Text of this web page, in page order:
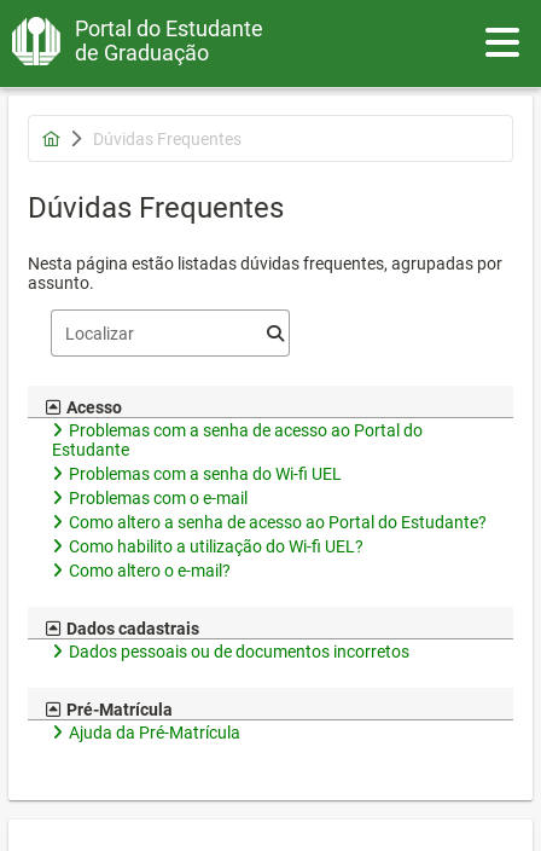
Portal do Estudante
de Graduação
Dúvidas Frequentes
Dúvidas Frequentes
Nesta página estão listadas dúvidas frequentes, agrupadas por
assunto.
Acesso
Problemas com a senha de acesso ao Portal do
Estudante
Problemas com a senha do Wi-fi UEL
Problemas com o e-mail
Como altero a senha de acesso ao Portal do Estudante?
Como habilito a utilização do Wi-fi UEL?
Como altero o e-mail?
Dados cadastrais
Dados pessoais ou de documentos incorretos
Pré-Matrícula
Ajuda da Pré-Matrícula